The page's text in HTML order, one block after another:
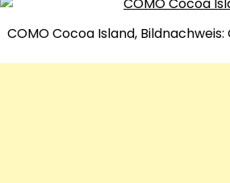
COMO Cocoa Island,